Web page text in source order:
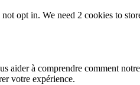
opt in. We need 2 cookies to
aider à comprendre comment
votre expérience.